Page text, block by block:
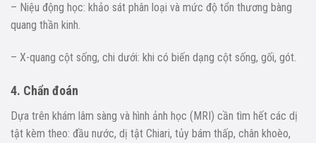
– Niệu động học: khảo sát phân loại và mức độ tổn thương bàng
quang thần kinh.
– X-quang cột sống, chi dưới: khi có biến dạng cột sống, gối, gót.
4. Chẩn đoán
Dựa trên khám lâm sàng và hình ảnh học (MRI) cần tìm hết các dị
tật kèm theo: đầu nước, dị tật Chiari, tủy bám thấp, chân khoèo,